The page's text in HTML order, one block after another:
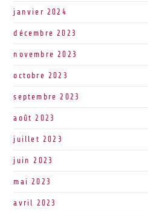
janvier 2024
décembre 2023
novembre 2023
octobre 2023
septembre 2023
août 2023
juillet 2023
juin 2023
mai 2023
avril 2023